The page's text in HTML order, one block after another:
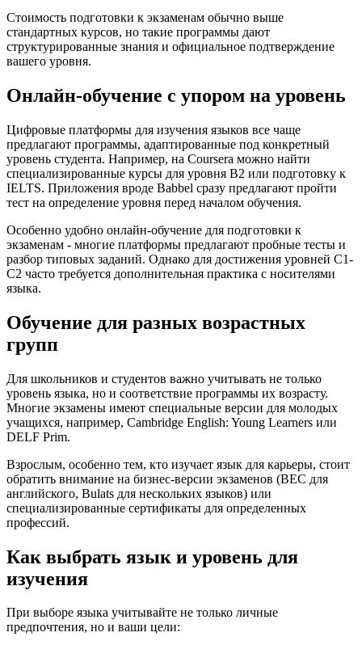
Стоимость подготовки к экзаменам обычно выше
стандартных курсов, но такие программы дают
структурированные знания и официальное подтверждение
вашего уровня.
Онлайн-обучение с упором на уровень
Цифровые платформы для изучения языков все чаще
предлагают программы, адаптированные под конкретный
уровень студента. Например, на Coursera можно найти
специализированные курсы для уровня B2 или подготовку к
IELTS. Приложения вроде Babbel сразу предлагают пройти
тест на определение уровня перед началом обучения.
Особенно удобно онлайн-обучение для подготовки к
экзаменам - многие платформы предлагают пробные тесты и
разбор типовых заданий. Однако для достижения уровней C1-
C2 часто требуется дополнительная практика с носителями
языка.
Обучение для разных возрастных
групп
Для школьников и студентов важно учитывать не только
уровень языка, но и соответствие программы их возрасту.
Многие экзамены имеют специальные версии для молодых
учащихся, например, Cambridge English: Young Learners или
DELF Prim.
Взрослым, особенно тем, кто изучает язык для карьеры, стоит
обратить внимание на бизнес-версии экзаменов (BEC для
английского, Bulats для нескольких языков) или
специализированные сертификаты для определенных
профессий.
Как выбрать язык и уровень для
изучения
При выборе языка учитывайте не только личные
предпочтения, но и ваши цели: